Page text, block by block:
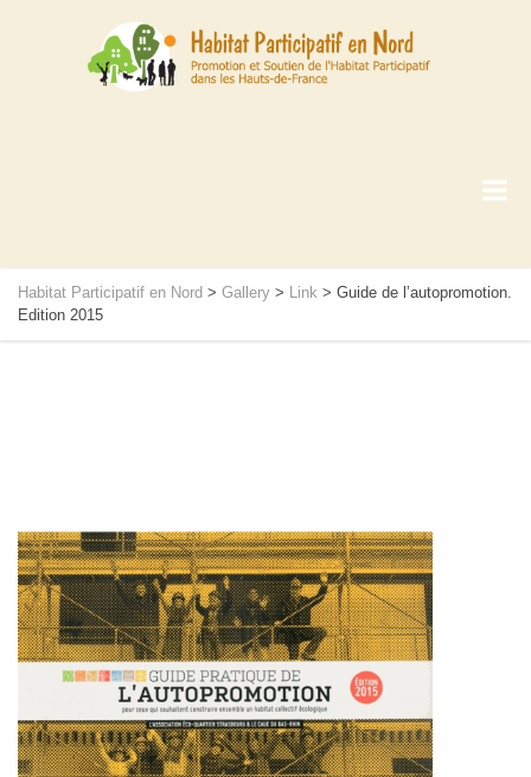
Habitat Participatif en Nord > Gallery > Link > Guide de l’autopromotion.
Edition 2015